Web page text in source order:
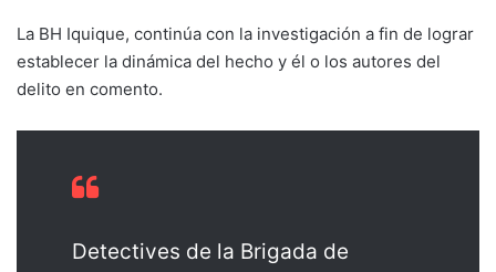
La BH Iquique, continúa con la investigación a fin de lograr
establecer la dinámica del hecho y él o los autores del
delito en comento.
Detectives de la Brigada de